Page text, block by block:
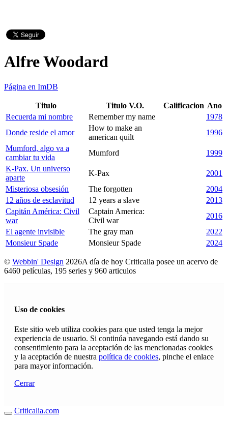
Alfre Woodard
Página en ImDB
Titulo Titulo V.O. Calificacion Ano
Recuerda mi nombre
Remember my name
1978
Donde reside el amor
How to make an
american quilt
1996
Mumford, algo va a
cambiar tu vida
Mumford
1999
K-Pax. Un universo
aparte
K-Pax
2001
Misteriosa obsesión
The forgotten
2004
12 años de esclavitud
12 years a slave
2013
Capitán América: Civil
war
Captain America:
Civil war
2016
El agente invisible
The gray man
2022
Monsieur Spade
Monsieur Spade 2024
© Webbin' Design 2026A día de hoy Criticalia posee un acervo de
6460 películas, 195 series y 960 articulos
Uso de cookies
Este sitio web utiliza cookies para que usted tenga la mejor
experiencia de usuario. Si continúa navegando está dando su
consentimiento para la aceptación de las mencionadas cookies
y la aceptación de nuestra política de cookies, pinche el enlace
para mayor información.
Cerrar
Criticalia.com